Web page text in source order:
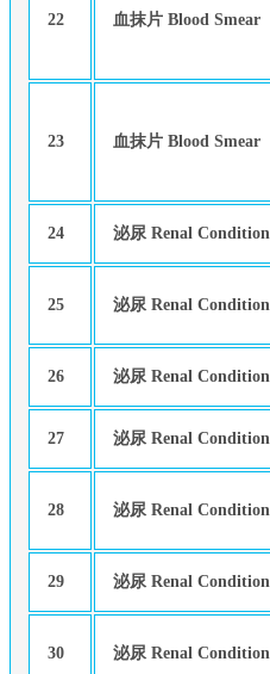
22 血抹片 Blood Smear
23 血抹片 Blood Smear
24 泌尿 Renal Condition
25 泌尿 Renal Condition
26 泌尿 Renal Condition
27 泌尿 Renal Condition
28 泌尿 Renal Condition
29 泌尿 Renal Condition
30 泌尿 Renal Condition